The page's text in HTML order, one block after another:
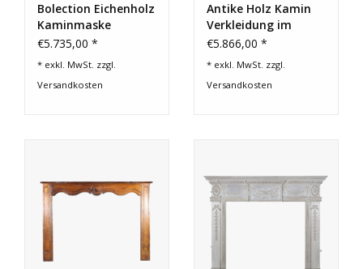
Bolection Eichenholz
Kaminmaske
€5.735,00 *
* exkl. MwSt. zzgl.
Versandkosten
Antike Holz Kamin
Verkleidung im
Französische
€5.866,00 *
* exkl. MwSt. zzgl.
Versandkosten